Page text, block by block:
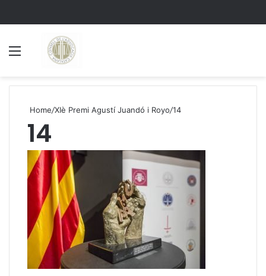
Home/XIè Premi Agustí Juandó i Royo/14
14